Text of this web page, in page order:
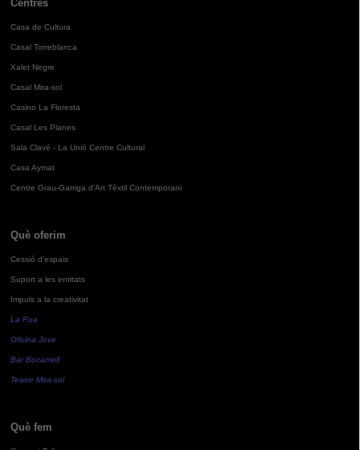
Centres
Casa de Cultura
Casal Torreblanca
Xalet Negre
Casal Mira-sol
Casino La Floresta
Casal Les Planes
Sala Clavé - La Unió Centre Cultural
Casa Aymat
Centre Grau-Garriga d'Art Tèxtil Contemporani
Què oferim
Cessió d'espais
Suport a les entitats
Impuls a la creativitat
La Pua
Oficina Jove
Bar Bocamoll
Teatre Mira-sol
Què fem